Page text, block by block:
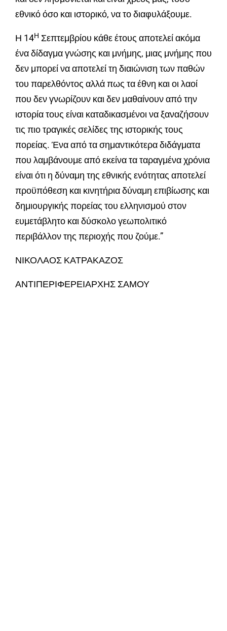
εθνικό όσο και ιστορικό, να το διαφυλάξουμε.
Η 14Η Σεπτεμβρίου κάθε έτους αποτελεί ακόμα
ένα δίδαγμα γνώσης και μνήμης, μιας μνήμης που
δεν μπορεί να αποτελεί τη διαιώνιση των παθών
του παρελθόντος αλλά πως τα έθνη και οι λαοί
που δεν γνωρίζουν και δεν μαθαίνουν από την
ιστορία τους είναι καταδικασμένοι να ξαναζήσουν
τις πιο τραγικές σελίδες της ιστορικής τους
πορείας. Ένα από τα σημαντικότερα διδάγματα
που λαμβάνουμε από εκείνα τα ταραγμένα χρόνια
είναι ότι η δύναμη της εθνικής ενότητας αποτελεί
προϋπόθεση και κινητήρια δύναμη επιβίωσης και
δημιουργικής πορείας του ελληνισμού στον
ευμετάβλητο και δύσκολο γεωπολιτικό
περιβάλλον της περιοχής που ζούμε.”
ΝΙΚΟΛΑΟΣ ΚΑΤΡΑΚΑΖΟΣ
ΑΝΤΙΠΕΡΙΦΕΡΕΙΑΡΧΗΣ ΣΑΜΟΥ